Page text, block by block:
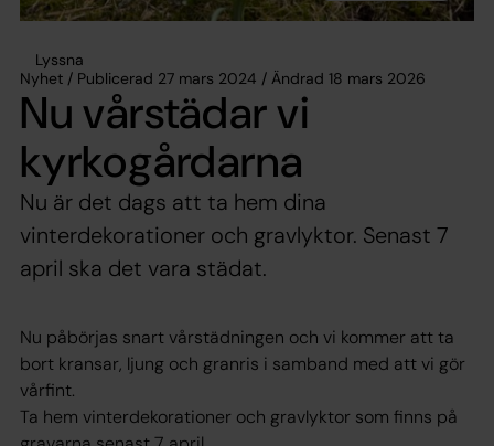
Lyssna
Nyhet / Publicerad 27 mars 2024 / Ändrad 18 mars 2026
Nu vårstädar vi
kyrkogårdarna
Nu är det dags att ta hem dina
vinterdekorationer och gravlyktor. Senast 7
april ska det vara städat.
Nu påbörjas snart vårstädningen och vi kommer att ta
bort kransar, ljung och granris i samband med att vi gör
vårfint.
Ta hem vinterdekorationer och gravlyktor som finns på